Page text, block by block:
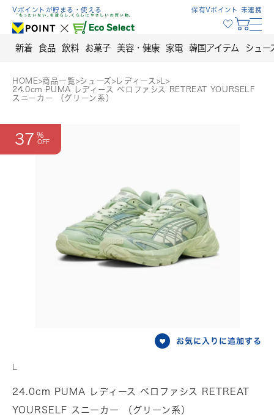
Skip
content
Vポイントが貯まる・使える 保有Vポイント 未連携
新着 食品 飲料 お菓子 美容・健康 家電 韓国アイテム シュー
HOME>商品一覧>シューズ > レディース >
>
24.0cm PUMA レディース ベロファシス RETREAT YOURSELF
スニーカー （グリーン系）
37
お気に入りに追加する
24.0cm PUMA レディース ベロファシス RETREAT
YOURSELF スニーカー （グリーン系）